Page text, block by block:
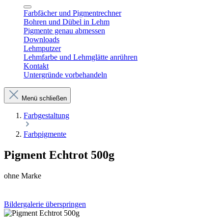
Farbfächer und Pigmentrechner
Bohren und Dübel in Lehm​
Pigmente genau abmessen
Downloads
Lehmputzer
Lehmfarbe und Lehmglätte anrühren
Kontakt
Untergründe vorbehandeln
Menü schließen
Farbgestaltung
Farbpigmente
Pigment Echtrot 500g
ohne Marke
Bildergalerie überspringen